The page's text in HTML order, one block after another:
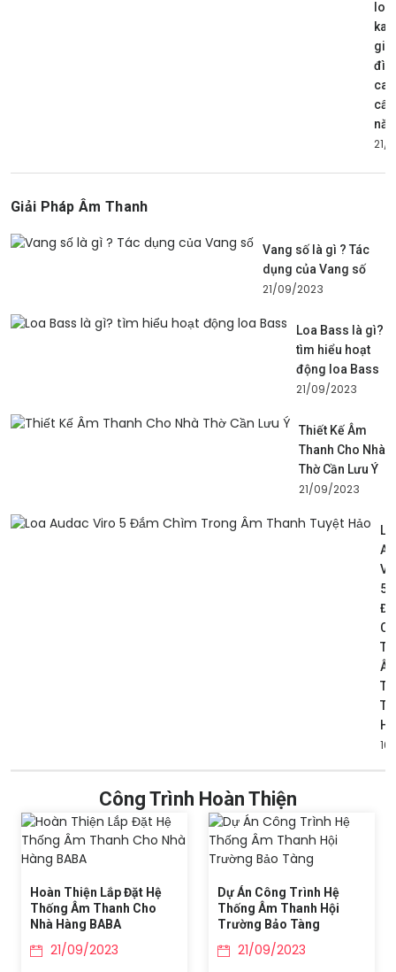
loa
gia
cao
cấp
nă
21/
Giải Pháp Âm Thanh
Vang số là gì ? Tác
dụng của Vang số
21/09/2023
Loa Bass là gì?
tìm hiểu hoạt
động loa Bass
21/09/2023
Thiết Kế Âm
Thanh Cho Nhà
Thờ Cần Lưu Ý
21/09/2023
5
Công Trình Hoàn Thiện
Hoàn Thiện Lắp Đặt Hệ
Thống Âm Thanh Cho
Nhà Hàng BABA
21/09/2023
Dự Án Công Trình Hệ
Thống Âm Thanh Hội
Trường Bảo Tàng
21/09/2023